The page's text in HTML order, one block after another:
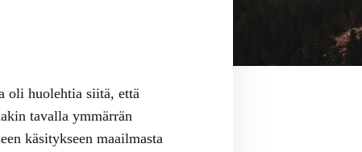
oli huolehtia siitä, että
tavalla ymmärrän
käsitykseen maailmasta